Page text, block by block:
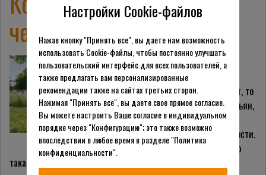
человека.
Когда мы заходим на
участок, который не
обрабатывался много лет, то
первым делом косим бурьян,
чтобы хотя бы оценить
реальный рельеф местности.
Изначально понятно, что
такая задача далеко не из простых, некоторые люди даже
Настройки Cookie-файлов
Нажав кнопку "Принять все", вы даете нам возможность
использовать Cookie-файлы, чтобы постоянно улучшать
пользовательский интерфейс для всех пользователей, а
также предлагать вам персонализированные
рекомендации также на сайтах третьих сторон.
Нажимая "Принять все", вы даете свое прямое согласие.
Вы можете настроить Ваше согласие в индивидуальном
порядке через "Конфигурацию"; это также возможно
впоследствии в любое время в разделе "Политика
конфиденциальности".